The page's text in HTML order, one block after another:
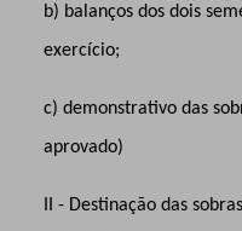
b) balanços dos dois
exercício;
c) demonstrativo das
aprovado)
II - Destinação das